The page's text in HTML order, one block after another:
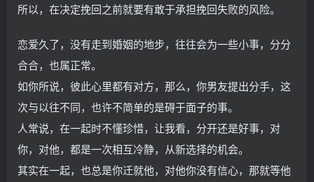
所以，在决定挽回之前就要有敢于承担挽回失败的风险。
恋爱久了，没有走到婚姻的地步，往往会为一些小事，分分
合合，也属正常。
如你所说，彼此心里都有对方，那么，你男友提出分手，这
次与以往不同，也许不简单的是碍于面子的事。
人常说，在一起时不懂珍惜，让我看，分开还是好事，对
你，对他，都是一次相互冷静，从新选择的机会。
其实在一起，也总是你迁就他，对他你没有信心，那就等他